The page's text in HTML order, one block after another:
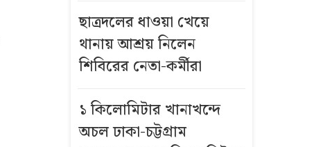
বসেছিল শিশু
এসএসসির ফল
করা যাবে
পুনঃনিরীক্ষণ,
সময় জানাল
ছাত্রদলের ধাওয়া খেয়ে
থানায় আশ্রয় নিলেন
শিবিরের নেতা-কর্মীরা
১ কিলোমিটার খানাখন্দে
অচল ঢাকা-চট্টগ্রাম